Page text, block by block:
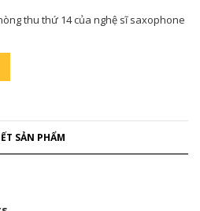
thu thứ 14 của nghệ sĩ saxophone
SẢN PHẨM